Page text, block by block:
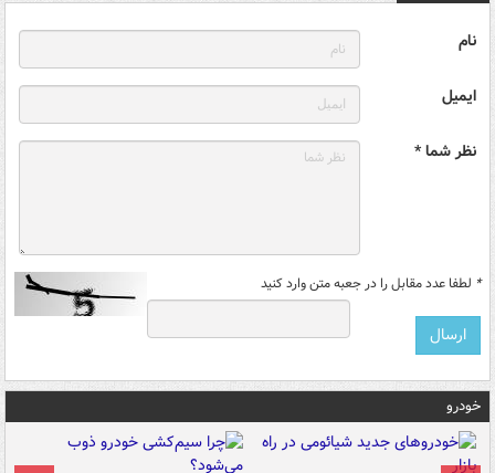
نام
ایمیل
نظر شما *
* لطفا عدد مقابل را در جعبه متن وارد کنید
خودرو